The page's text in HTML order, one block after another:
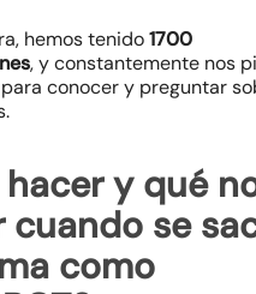
hemos tenido1700
, y constantemente nos
conocer y preguntar
hacer y qué
cuando se
como